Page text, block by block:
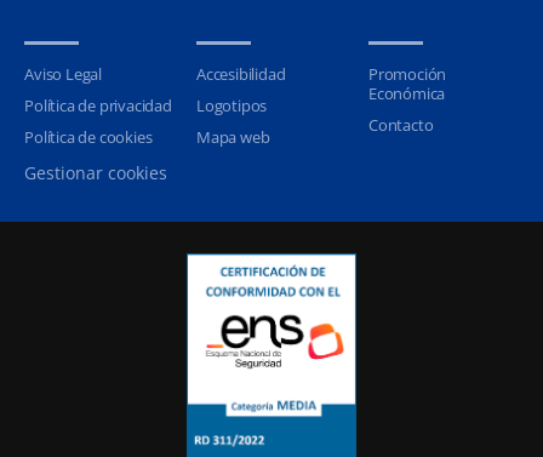
Aviso Legal
Política de privacidad
Política de cookies
Gestionar cookies
Accesibilidad
Logotipos
Mapa web
Promoción
Económica
Contacto